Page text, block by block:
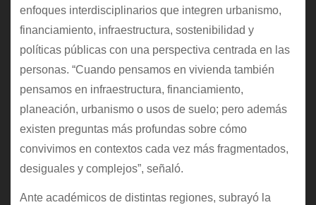
enfoques interdisciplinarios que integren urbanismo,
financiamiento, infraestructura, sostenibilidad y
políticas públicas con una perspectiva centrada en las
personas. “Cuando pensamos en vivienda también
pensamos en infraestructura, financiamiento,
planeación, urbanismo o usos de suelo; pero además
existen preguntas más profundas sobre cómo
convivimos en contextos cada vez más fragmentados,
desiguales y complejos”, señaló.
Ante académicos de distintas regiones, subrayó la